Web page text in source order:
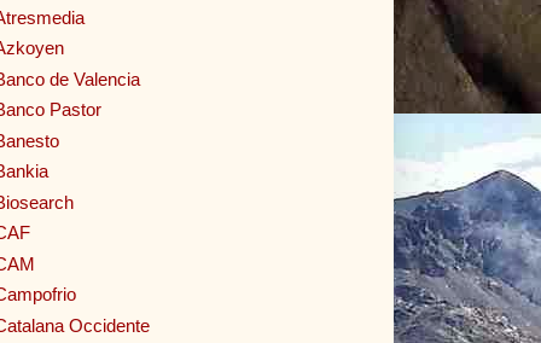
de Valencia
Pastor
Occidente